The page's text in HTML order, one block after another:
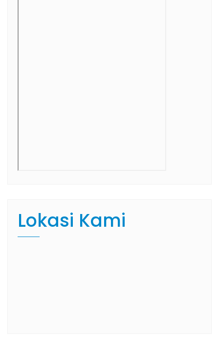
Lokasi Kami